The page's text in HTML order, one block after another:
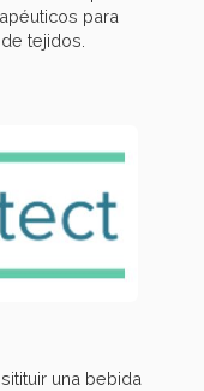
para
tejidos.
una bebida